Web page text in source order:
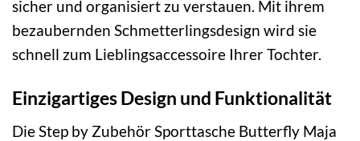
sicher und organisiert zu verstauen. Mit ihrem
bezaubernden Schmetterlingsdesign wird sie
schnell zum Lieblingsaccessoire Ihrer Tochter.
Einzigartiges Design und Funktionalität
Die Step by Zubehör Sporttasche Butterfly Maja